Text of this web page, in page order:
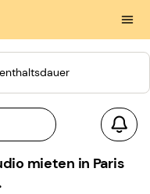
mieten in Paris